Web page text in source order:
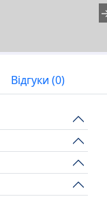
Відгуки (0)